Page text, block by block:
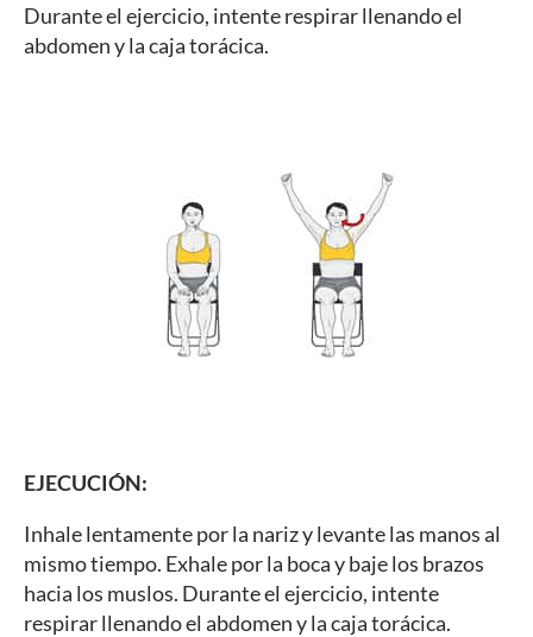
Durante el ejercicio, intente respirar llenando el
abdomen y la caja torácica.
EJECUCIÓN:
Inhale lentamente por la nariz y levante las manos al
mismo tiempo. Exhale por la boca y baje los brazos
hacia los muslos. Durante el ejercicio, intente
respirar llenando el abdomen y la caja torácica.